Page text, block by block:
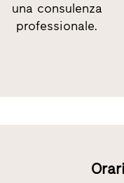
una consulenza
professionale.